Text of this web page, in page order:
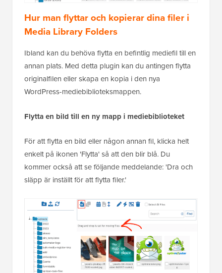
Hur man flyttar och kopierar dina filer i
Media Library Folders
Ibland kan du behöva flytta en befintlig mediefil till en
annan plats. Med detta plugin kan du antingen flytta
originalfilen eller skapa en kopia i den nya
WordPress-mediebiblioteksmappen.
Flytta en bild till en ny mapp i mediebiblioteket
För att flytta en bild eller någon annan fil, klicka helt
enkelt på ikonen 'Flytta' så att den blir blå. Du
kommer också att se följande meddelande: 'Dra och
släpp är inställt för att flytta filer.'